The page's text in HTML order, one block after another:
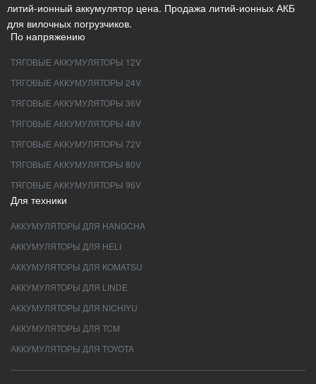
литий-ионный аккумулятор цена. Продажа литий-ионных АКБ
для вилочных погрузчиков.
По напряжению
ТЯГОВЫЕ АККУМУЛЯТОРЫ 12V
ТЯГОВЫЕ АККУМУЛЯТОРЫ 24V
ТЯГОВЫЕ АККУМУЛЯТОРЫ 36V
ТЯГОВЫЕ АККУМУЛЯТОРЫ 48V
ТЯГОВЫЕ АККУМУЛЯТОРЫ 72V
ТЯГОВЫЕ АККУМУЛЯТОРЫ 80V
ТЯГОВЫЕ АККУМУЛЯТОРЫ 96V
Для техники
АККУМУЛЯТОРЫ ДЛЯ HANGCHA
АККУМУЛЯТОРЫ ДЛЯ HELI
АККУМУЛЯТОРЫ ДЛЯ KOMATSU
АККУМУЛЯТОРЫ ДЛЯ LINDE
АККУМУЛЯТОРЫ ДЛЯ NICHIYU
АККУМУЛЯТОРЫ ДЛЯ TCM
АККУМУЛЯТОРЫ ДЛЯ TOYOTA